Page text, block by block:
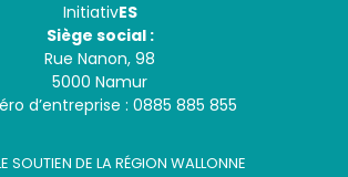
InitiativES
Siège social :
Rue Nanon, 98
5000 Namur
d’entreprise : 0885 885 855
SOUTIEN DE LA RÉGION WALLONNE